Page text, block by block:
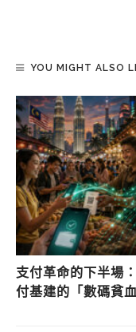
YOU MIGHT ALSO
支付革命的下半場
付基建的「數碼貧血